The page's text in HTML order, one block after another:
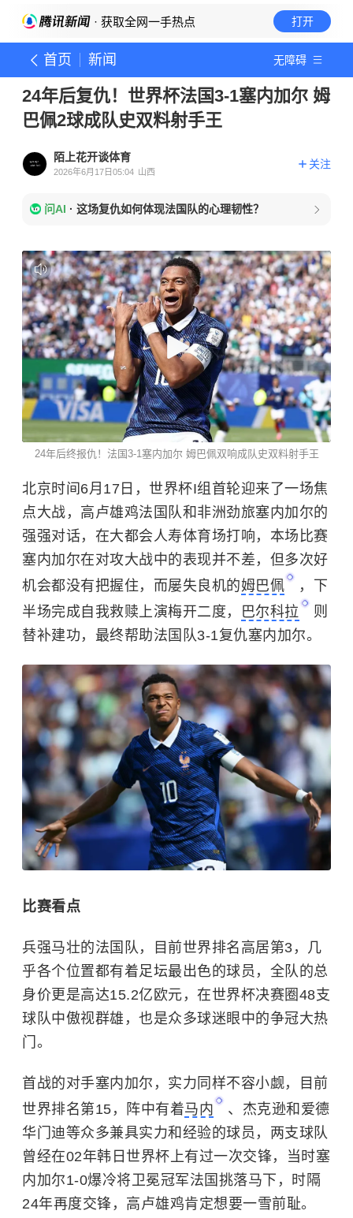
· 获取全网一手热点 打开
首页 新闻 无障碍
24年后复仇！世界杯法国3-1塞内加尔 姆
巴佩2球成队史双料射手王
陌上花开谈体育
2026年6月17日05:04 山西
关注
问AI · 这场复仇如何体现法国队的心理韧性？
24年后终报仇！法国3-1塞内加尔 姆巴佩双响成队史双料射手王
北京时间6月17日，世界杯I组首轮迎来了一场焦
点大战，高卢雄鸡法国队和非洲劲旅塞内加尔的
强强对话，在大都会人寿体育场打响，本场比赛
塞内加尔在对攻大战中的表现并不差，但多次好
机会都没有把握住，而屡失良机的姆巴佩
，下
半场完成自我救赎上演梅开二度，
巴尔科拉
则
替补建功，最终帮助法国队3-1复仇塞内加尔。
比赛看点
兵强马壮的法国队，目前世界排名高居第3，几
乎各个位置都有着足坛最出色的球员，全队的总
身价更是高达15.2亿欧元，在世界杯决赛圈48支
球队中傲视群雄，也是众多球迷眼中的争冠大热
门。
首战的对手塞内加尔，实力同样不容小觑，目前
世界排名第15，阵中有着马内
、杰克逊和爱德
华门迪等众多兼具实力和经验的球员，两支球队
曾经在02年韩日世界杯上有过一次交锋，当时塞
内加尔1-0爆冷将卫冕冠军法国挑落马下，时隔
24年再度交锋，高卢雄鸡肯定想要一雪前耻。